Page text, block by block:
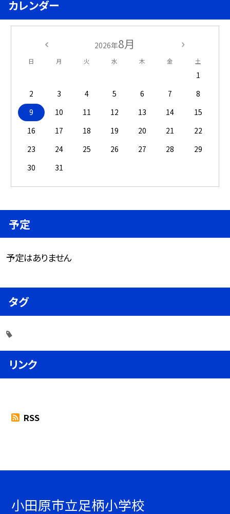
カレンダー
2026年8月
日 月 火 水 木 金 土
1
2
3 4 5 6 7
8
9
10 11 12 13 14
15
16
17 18 19 20 21
22
23
24 25 26 27 28
29
30
31
予定
予定はありません
タグ
リンク
RSS
小田原市立足柄小学校